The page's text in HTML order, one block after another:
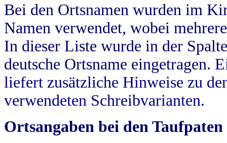
Bei den Ortsnamen wurden im
Namen verwendet, wobei
In dieser Liste wurde in der
deutsche Ortsname eingetragen.
liefert zusätzliche Hinweise zu
verwendeten Schreibvarianten.
Ortsangaben bei den Taufpaten